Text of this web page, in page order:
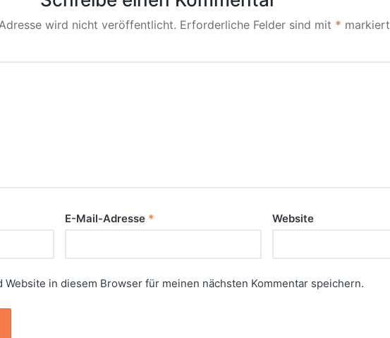
wird nicht veröffentlicht. Erforderliche Felder sind mit * markiert
E-Mail-Adresse * Website
Website in diesem Browser für meinen nächsten Kommentar speichern.